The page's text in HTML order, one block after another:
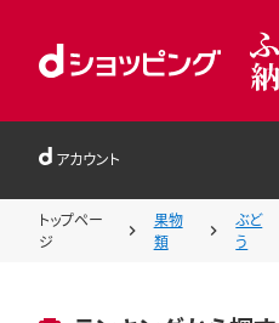
アカウント
トップペー
ジ
果物
類
ぶど
う